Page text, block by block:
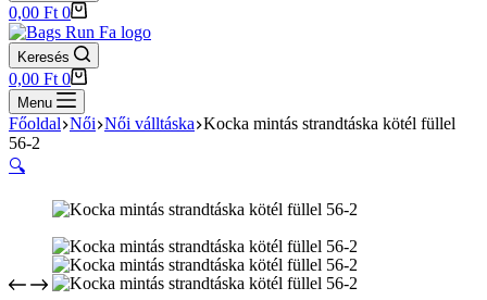
Shopping
cart
0,00 Ft 0
Keresés
Shopping
cart
0,00 Ft 0
Menu
Főoldal Női Női válltáska Kocka mintás strandtáska kötél füllel
56-2
🔍